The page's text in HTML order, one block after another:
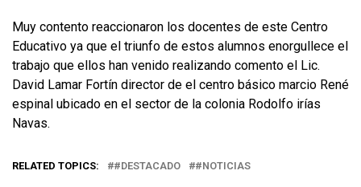
Muy contento reaccionaron los docentes de este Centro
Educativo ya que el triunfo de estos alumnos enorgullece el
trabajo que ellos han venido realizando comento el Lic.
David Lamar Fortín director de el centro básico marcio René
espinal ubicado en el sector de la colonia Rodolfo irías
Navas.
RELATED TOPICS: #DESTACADO #NOTICIAS